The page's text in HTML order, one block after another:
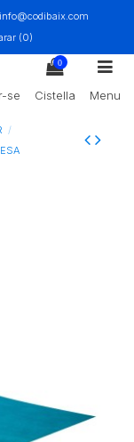
info@codibaix.com
(0)
se
0
Cistella Menu